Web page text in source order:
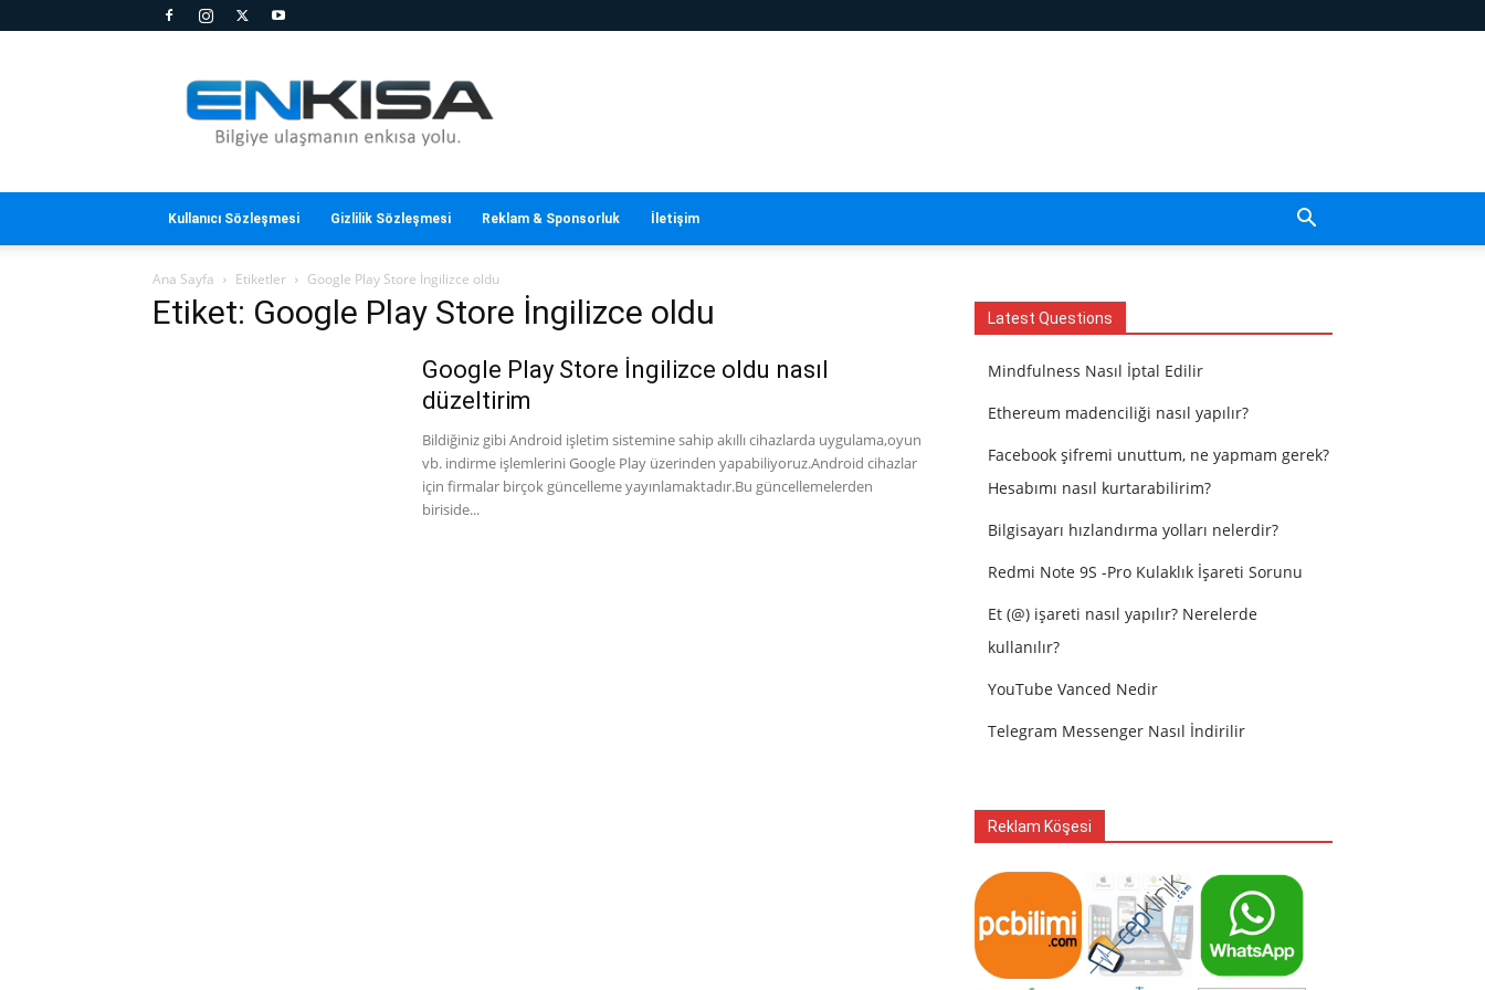
Kısa
Kullanıcı Sözleşmesi Gizlilik Sözleşmesi Reklam & Sponsorluk İletişim
Ana Sayfa Etiketler Google Play Store İngilizce oldu
Etiket: Google Play Store İngilizce oldu
Google Play Store İngilizce oldu nasıl
düzeltirim
Bildiğiniz gibi Android işletim sistemine sahip akıllı cihazlarda uygulama,oyun
vb. indirme işlemlerini Google Play üzerinden yapabiliyoruz.Android cihazlar
için firmalar birçok güncelleme yayınlamaktadır.Bu güncellemelerden
biriside...
Latest Questions
Mindfulness Nasıl İptal Edilir
Ethereum madenciliği nasıl yapılır?
Facebook şifremi unuttum, ne yapmam gerek?
Hesabımı nasıl kurtarabilirim?
Bilgisayarı hızlandırma yolları nelerdir?
Redmi Note 9S -Pro Kulaklık İşareti Sorunu
Et (@) işareti nasıl yapılır? Nerelerde
kullanılır?
YouTube Vanced Nedir
Telegram Messenger Nasıl İndirilir
Reklam Köşesi